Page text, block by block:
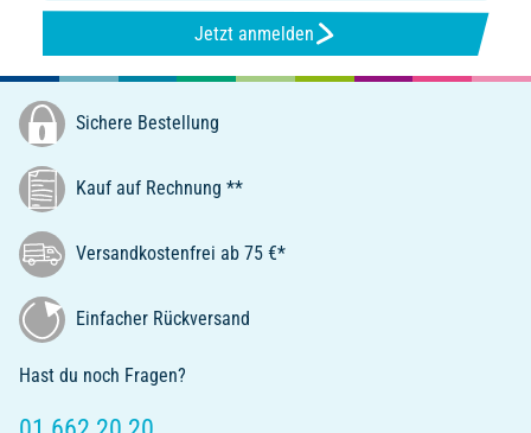
Jetzt anmelden
Sichere Bestellung
Kauf auf Rechnung **
Versandkostenfrei ab 75 €*
Einfacher Rückversand
Hast du noch Fragen?